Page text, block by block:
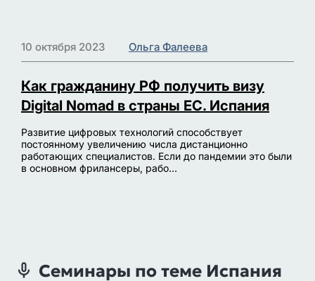
10 октября 2023 Ольга Фалеева
Как гражданину РФ получить визу
Digital Nomad в страны ЕС. Испания
Развитие цифровых технологий способствует
постоянному увеличению числа дистанционно
работающих специалистов. Если до пандемии это были
в основном фрилансеры, рабо...
Семинары по теме Испания